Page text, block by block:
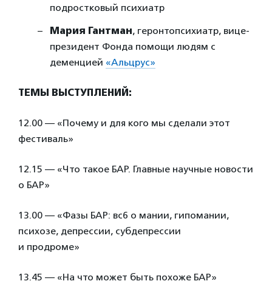
подростковый психиатр
Мария Гантман, геронтопсихиатр, вице-
президент Фонда помощи людям с
деменцией «Альцрус»
ТЕМЫ ВЫСТУПЛЕНИЙ:
12.00 — «Почему и для кого мы сделали этот
фестиваль»
12.15 — «Что такое БАР. Главные научные новости
о БАР»
13.00 — «Фазы БАР: вс6 о мании, гипомании,
психозе, депрессии, субдепрессии
и продроме»
13.45 — «На что может быть похоже БАР»